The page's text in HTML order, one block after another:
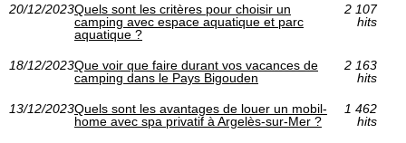
20/12/2023Quels sont les critères pour choisir un
camping avec espace aquatique et parc
aquatique ?
2 107
hits
18/12/2023Que voir que faire durant vos vacances de
camping dans le Pays Bigouden
2 163
hits
13/12/2023Quels sont les avantages de louer un mobil-
home avec spa privatif à Argelès-sur-Mer ?
1 462
hits